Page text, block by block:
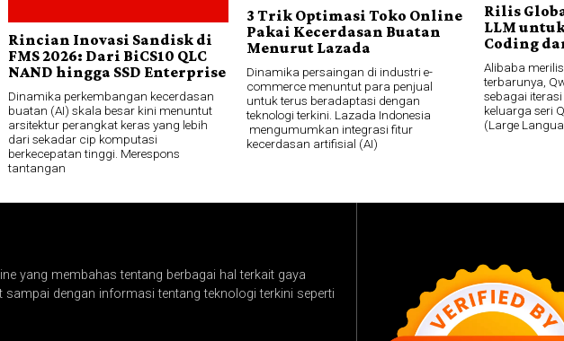
Rincian Inovasi Sandisk di
FMS 2026: Dari BiCS10 QLC
NAND hingga SSD Enterprise
Dinamika perkembangan kecerdasan
buatan (AI) skala besar kini menuntut
arsitektur perangkat keras yang lebih
dari sekadar cip komputasi
berkecepatan tinggi. Merespons
tantangan
3 Trik Optimasi Toko Online
Pakai Kecerdasan Buatan
Menurut Lazada
Dinamika persaingan di industri e-
commerce menuntut para penjual
untuk terus beradaptasi dengan
teknologi terkini. Lazada Indonesia
mengumumkan integrasi fitur
kecerdasan artifisial (AI)
Rilis
LLM
Coding
Alibaba
terbarunya,
sebagai
keluarga seri
(Large
yang membahas tentang berbagai hal terkait gaya
sampai dengan informasi tentang teknologi terkini seperti